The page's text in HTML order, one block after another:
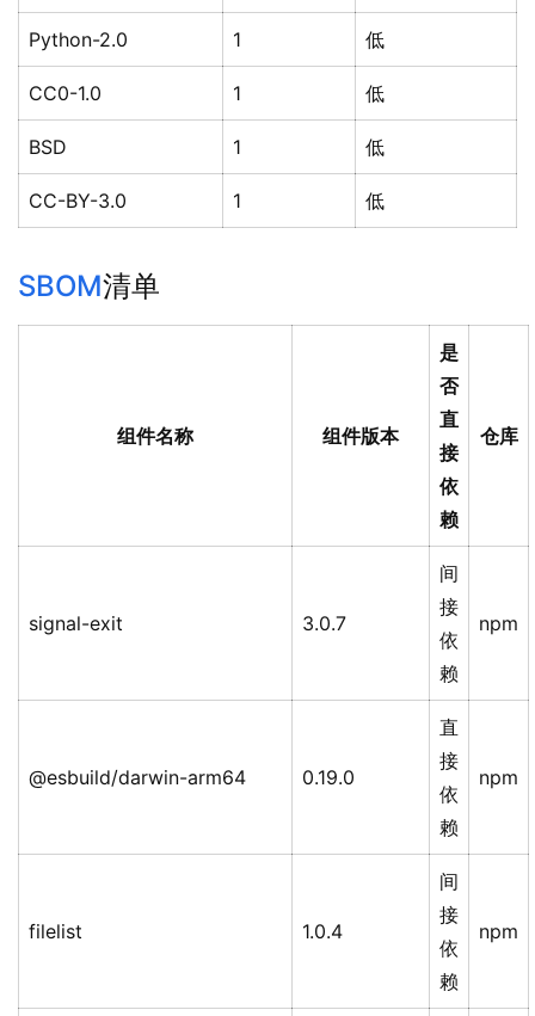
Python-2.0 1 低
CC0-1.0 1 低
BSD 1 低
CC-BY-3.0 1 低
SBOM清单
组件名称 组件版本
是
否
直
接
依
赖
仓库
signal-exit 3.0.7
间
接
依
赖
npm
@esbuild/darwin-arm64 0.19.0
直
接
依
赖
npm
filelist 1.0.4
间
接
依
赖
npm